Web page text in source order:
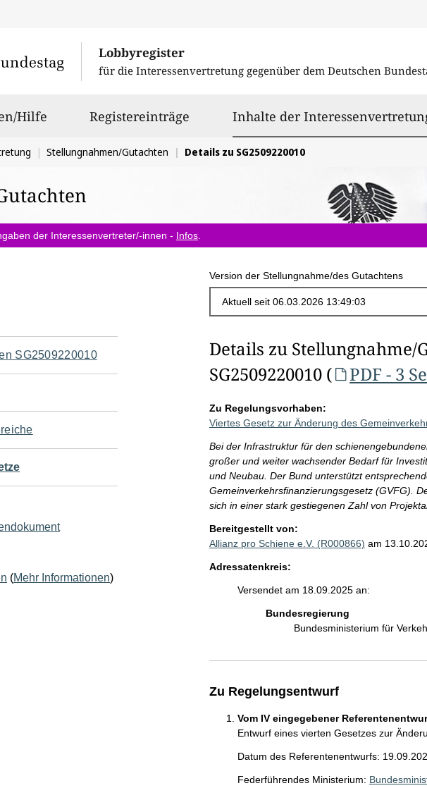
Lobbyregister
für die Interessenvertretung gegenüber dem Deutschen
Hilfe Registereinträge Inhalte der
Stellungnahmen/Gutachten Details zu SG2509220010
der Interessenvertreter/-innen - Infos
Version der Stellungnahme/des Gutachtens
SG2509220010
(Mehr Informationen)
Details zu Stellungnahme/
SG2509220010 (
PDF - 3
Zu Regelungsvorhaben:
Viertes Gesetz zur Änderung des
Bei der Infrastruktur für den
großer und weiter wachsender Bedarf für
und Neubau. Der Bund unterstützt
Gemeinverkehrsfinanzierungsgesetz (GVFG).
sich in einer stark gestiegenen Zahl von
Bereitgestellt von:
Allianz pro Schiene e.V. (R000866) am
Adressatenkreis:
Versendet am 18.09.2025 an:
Bundesregierung
Bundesministerium für
Zu Regelungsentwurf
Vom IV eingegebener
Entwurf eines vierten Gesetzes zur
Datum des Referentenentwurfs:
Federführendes Ministerium: